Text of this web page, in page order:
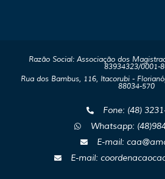
Razão Social: Associação dos
83934323/0001-
Rua dos Bambus, 116, Itacorubi -
88034-570
Fone: (48)
Whatsapp:
E-mail:
E-mail: